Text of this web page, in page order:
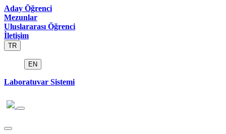
Aday Öğrenci
Mezunlar
Uluslararası Öğrenci
İletişim
TR
EN
Laboratuvar Sistemi